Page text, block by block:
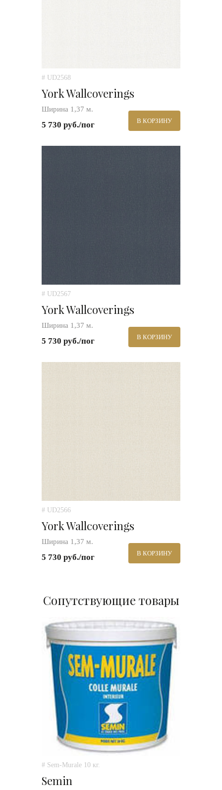
# UD2568
York Wallcoverings
Ширина 1,37 м.
5 730 руб./пог В КОРЗИНУ
# UD2567
York Wallcoverings
Ширина 1,37 м.
5 730 руб./пог В КОРЗИНУ
# UD2566
York Wallcoverings
Ширина 1,37 м.
5 730 руб./пог В КОРЗИНУ
Сопутствующие товары
# Sem-Murale 10 кг.
Semin